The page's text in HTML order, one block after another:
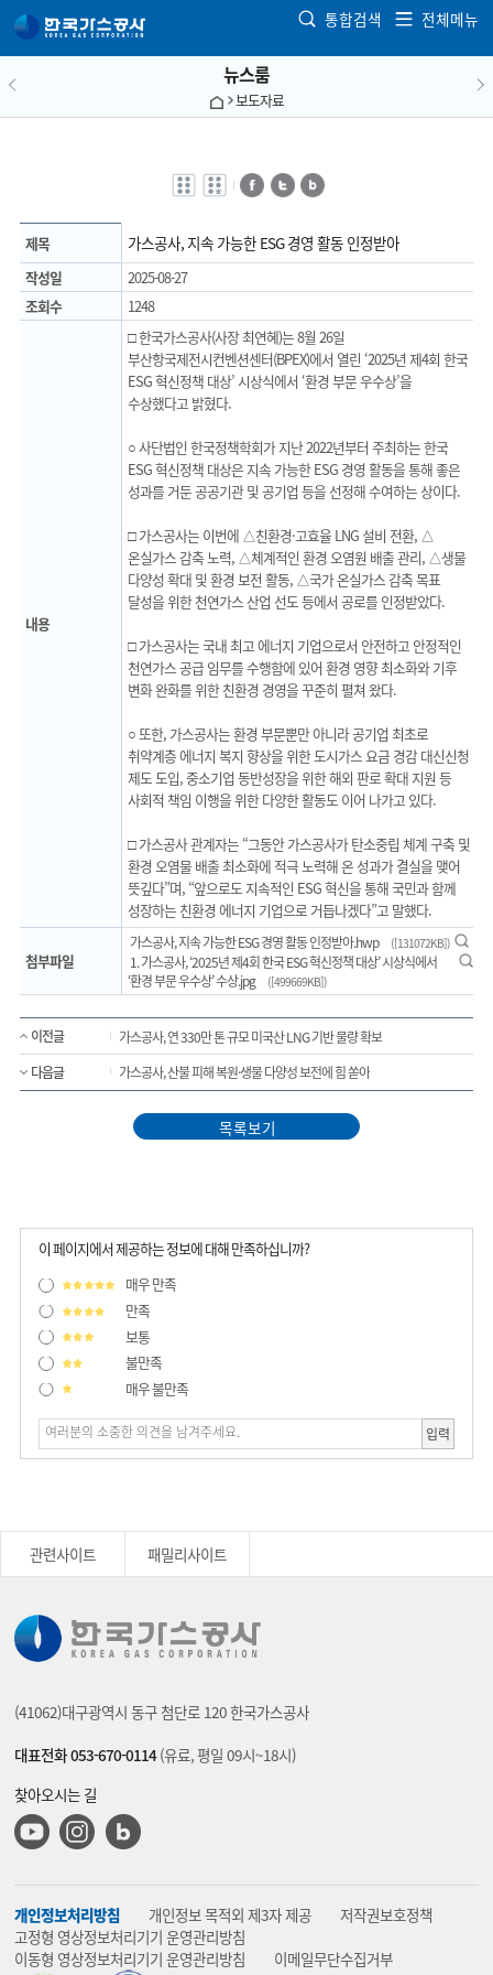
통합검색 전체메뉴
뉴스룸
보도자료
전자점자
바로보기
전자점자
다운로드
페이스북트위터블로그
제목 가스공사, 지속 가능한 ESG 경영 활동 인정받아
작성일
2025-08-27
조회수
1248
내용
□ 한국가스공사(사장 최연혜)는 8월 26일
부산항국제전시컨벤션센터(BPEX)에서 열린 ‘2025년 제4회 한국
ESG 혁신정책 대상’ 시상식에서 ‘환경 부문 우수상’을
수상했다고 밝혔다.
○ 사단법인 한국정책학회가 지난 2022년부터 주최하는 한국
ESG 혁신정책 대상은 지속 가능한 ESG 경영 활동을 통해 좋은
성과를 거둔 공공기관 및 공기업 등을 선정해 수여하는 상이다.
□ 가스공사는 이번에 △친환경·고효율 LNG 설비 전환, △
온실가스 감축 노력, △체계적인 환경 오염원 배출 관리, △생물
다양성 확대 및 환경 보전 활동, △국가 온실가스 감축 목표
달성을 위한 천연가스 산업 선도 등에서 공로를 인정받았다.
□ 가스공사는 국내 최고 에너지 기업으로서 안전하고 안정적인
천연가스 공급 임무를 수행함에 있어 환경 영향 최소화와 기후
변화 완화를 위한 친환경 경영을 꾸준히 펼쳐 왔다.
○ 또한, 가스공사는 환경 부문뿐만 아니라 공기업 최초로
취약계층 에너지 복지 향상을 위한 도시가스 요금 경감 대신신청
제도 도입, 중소기업 동반성장을 위한 해외 판로 확대 지원 등
사회적 책임 이행을 위한 다양한 활동도 이어 나가고 있다.
□ 가스공사 관계자는 “그동안 가스공사가 탄소중립 체계 구축 및
환경 오염물 배출 최소화에 적극 노력해 온 성과가 결실을 맺어
뜻깊다”며, “앞으로도 지속적인 ESG 혁신을 통해 국민과 함께
성장하는 친환경 에너지 기업으로 거듭나겠다”고 말했다.
첨부파일
가스공사, 지속 가능한 ESG 경영 활동 인정받아.hwp ([131072KB])미리보기
1. 가스공사, ‘2025년 제4회 한국 ESG 혁신정책 대상’ 시상식에서
‘환경 부문 우수상’ 수상.jpg
([499669KB])
미리보기
이전글
가스공사, 연 330만 톤 규모 미국산 LNG 기반 물량 확보
다음글
가스공사, 산불 피해 복원·생물 다양성 보전에 힘 쏟아
목록보기
이 페이지에서 제공하는 정보에 대해 만족하십니까?
매우 만족
만족
보통
불만족
매우 불만족
입력
관련사이트 패밀리사이트
(41062)대구광역시 동구 첨단로 120 한국가스공사
대표전화 053-670-0114(유료, 평일 09시~18시)
찾아오시는 길
유튜브인스타그램블로그
개인정보처리방침 개인정보 목적외 제3자 제공
저작권보호정책
고정형 영상정보처리기기 운영관리방침
이동형 영상정보처리기기 운영관리방침
이메일무단수집거부